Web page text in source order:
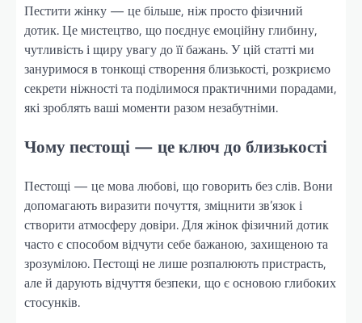
Пестити жінку — це більше, ніж просто фізичний
дотик. Це мистецтво, що поєднує емоційну глибину,
чутливість і щиру увагу до її бажань. У цій статті ми
зануримося в тонкощі створення близькості, розкриємо
секрети ніжності та поділимося практичними порадами,
які зроблять ваші моменти разом незабутніми.
Чому пестощі — це ключ до близькості
Пестощі — це мова любові, що говорить без слів. Вони
допомагають виразити почуття, зміцнити зв’язок і
створити атмосферу довіри. Для жінок фізичний дотик
часто є способом відчути себе бажаною, захищеною та
зрозумілою. Пестощі не лише розпалюють пристрасть,
але й дарують відчуття безпеки, що є основою глибоких
стосунків.